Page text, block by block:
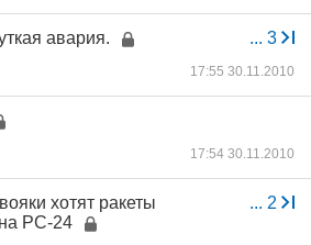
... 3
авария.
17:55 30.11.2010
17:54 30.11.2010
... 2
хотят ракеты
РС-24